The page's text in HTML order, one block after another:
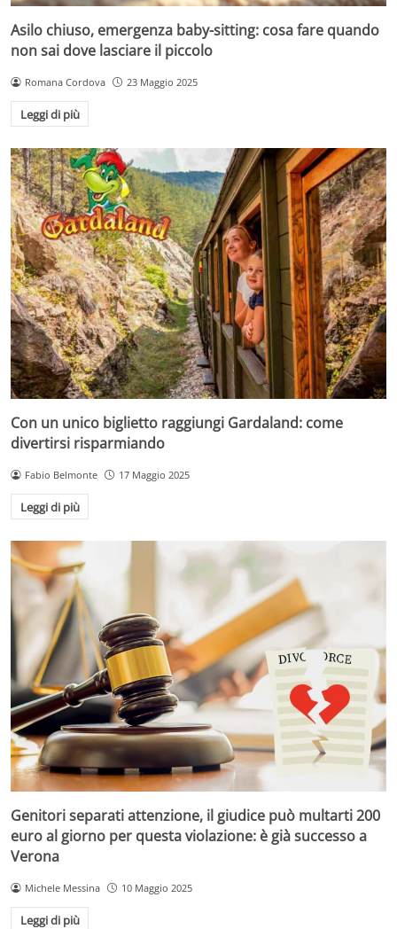
Asilo chiuso, emergenza baby-sitting: cosa fare quando
non sai dove lasciare il piccolo
Romana Cordova 23 Maggio 2025
Leggi di più
Con un unico biglietto raggiungi Gardaland: come
divertirsi risparmiando
Fabio Belmonte 17 Maggio 2025
Leggi di più
Genitori separati attenzione, il giudice può multarti 200
euro al giorno per questa violazione: è già successo a
Verona
Michele Messina 10 Maggio 2025
Leggi di più